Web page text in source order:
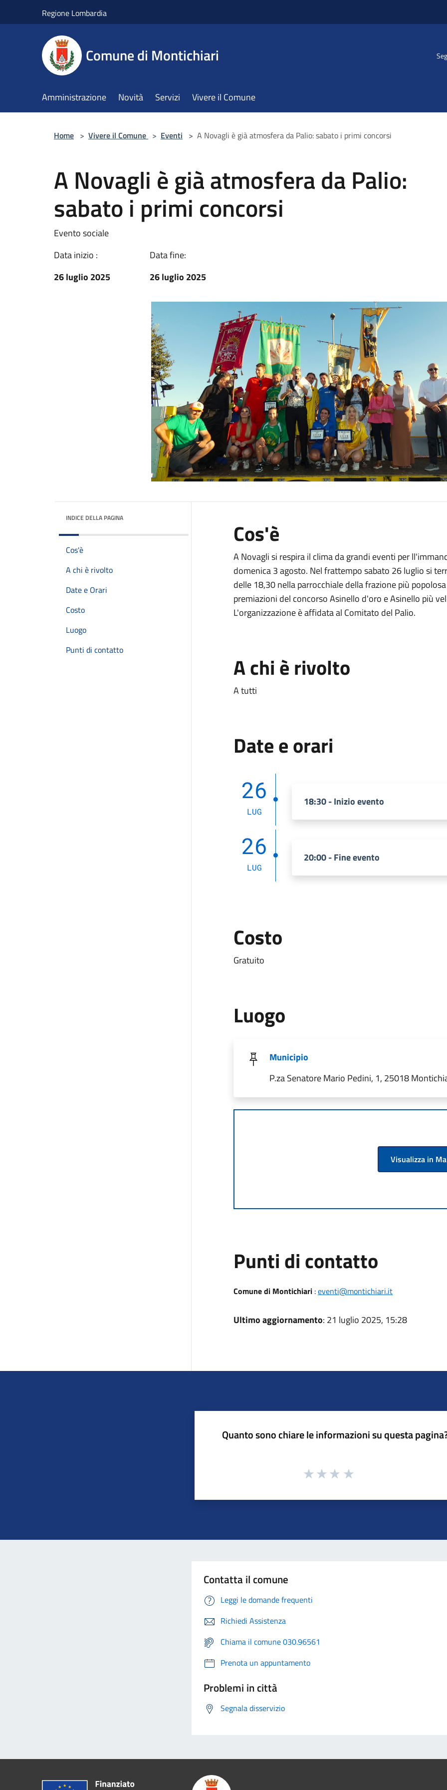
Regione Lombardia
Comune di Montichiari
Amministrazione Novità Servizi Vivere il Comune
Home > Vivere il Comune > Eventi > A Novagli è già atmosfera da Palio: sabato i primi concorsi
A Novagli è già atmosfera da Palio:
sabato i primi concorsi
Evento sociale
Data inizio :
26 luglio 2025
Data fine:
26 luglio 2025
INDICE DELLA PAGINA
Cos'è
A chi è rivolto
Date e Orari
Costo
Luogo
Punti di contatto
Cos'è
A Novagli si respira il clima da grandi eventi per
domenica 3 agosto. Nel frattempo sabato 26 luglio si
delle 18,30 nella parrocchiale della frazione più
premiazioni del concorso Asinello d'oro e Asinello più
L'organizzazione è affidata al Comitato del Palio.
A chi è rivolto
A tutti
Date e orari
26
LUG
18:30 - Inizio evento
26
LUG
20:00 - Fine evento
Costo
Gratuito
Luogo
Municipio
P.za Senatore Mario Pedini, 1, 25018
Visualizza in
Punti di contatto
Comune di Montichiari:eventi@montichiari.it
Ultimo aggiornamento: 21 luglio 2025, 15:28
Quanto sono chiare le informazioni su questa
Contatta il comune
Leggi le domande frequenti
Richiedi Assistenza
Chiama il comune 030.96561
Prenota un appuntamento
Problemi in città
Segnala disservizio